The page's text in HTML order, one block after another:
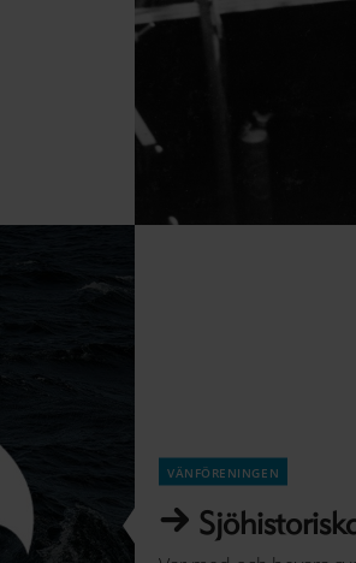
vänföreningen